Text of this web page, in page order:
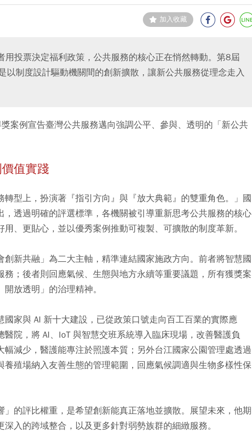
加入收藏
用投票決定福利政策，公共服務的核心正在悄然轉動。第8屆
以制度設計驅動機關間的創新擴散，讓新公共服務從理念走入
案例宣告臺灣公共服務邁向強調公平、參與、透明的「新公共
值實踐
轉型上，扮演著『指引方向』與『放大典範』的雙重角色。」國
，透過明確的評選標準，各機關被引導重新思考公共服務的核心
、更貼心，並以優秀案例推動可複製、可擴散的制度革新。
新共融」為二大主軸，精準連結國家施政方向。前者將智慧國
；後者則回應氣候、生態與地方永續等重要議題，所有獲獎案
放透明」的治理精神。
家與 AI 新十大建設，已從政策口號走向百工百業的實際應
院，將 AI、IoT 與智慧交班系統導入臨床現場，改善醫護負
減少，醫護能專注於照護本質；另外台江國家公園管理處透過
殖場納入友善生態的管理範圍，回應氣候調適與生物多樣性保
的評比權重，是希望創新能真正落地並擴散。展望未來，他期
入的跨域整合，以及更多針對弱勢族群的細緻服務。